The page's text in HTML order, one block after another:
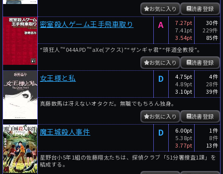
読書登録
お気に入り
密室殺人ゲーム王手飛車取り A
7.27pt
7.41pt
3.54pt
30件
229件
85件
“頭狂人”“044APD”“aXe(アクス)”“ザンギャ君”“伴道全教授”。
読書登録
お気に入り
女王様と私 D
4.75pt
4.89pt
3.10pt
4件
28件
39件
真藤数馬は冴えないオタクだ。無職でもちろん独身。
読書登録
お気に入り
魔王城殺人事件 D
6.00pt
5.38pt
3.77pt
1件
8件
13件
星野台小5年1組の佐藤翔太たちは、探偵クラブ「51分署捜査1課」を
結成する。